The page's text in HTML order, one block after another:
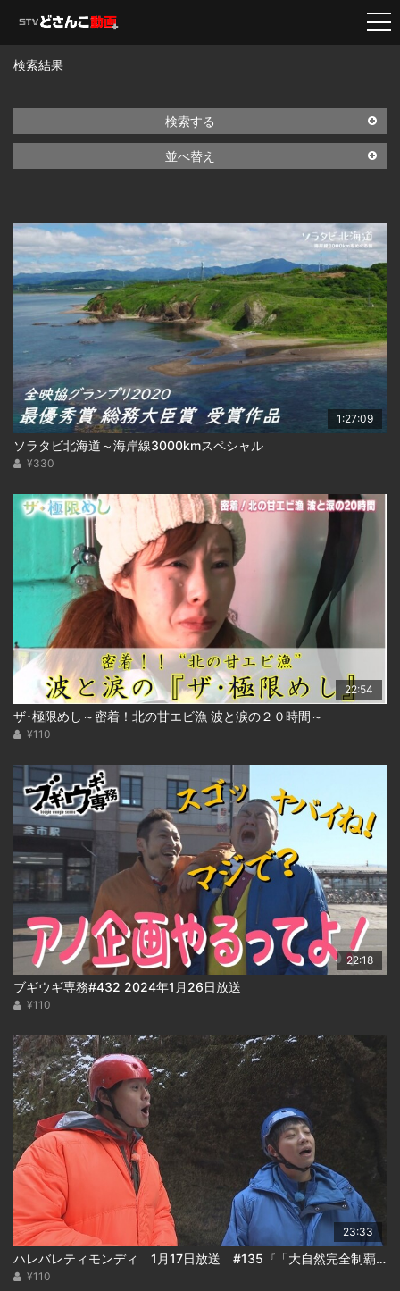
検索結果
検索する
並べ替え
1:27:09
ソラタビ北海道～海岸線3000kmスペシャル
¥330
22:54
ザ･極限めし～密着！北の甘エビ漁 波と涙の２０時間～
¥110
22:18
ブギウギ専務#432 2024年1月26日放送
¥110
23:33
ハレバレティモンディ 1月17日放送 #135『「大自然完全制覇」支笏湖編(後編)』
¥110